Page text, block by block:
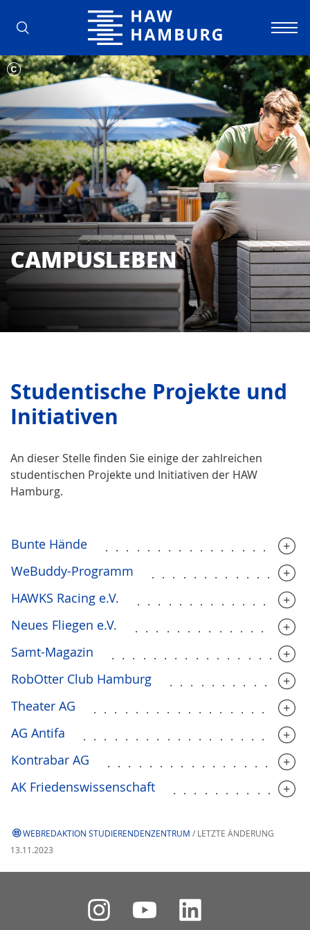
Hochschule für Angewandte
CAMPUSLEBEN
Studentische Projekte und
Initiativen
An dieser Stelle finden Sie einige der zahlreichen
studentischen Projekte und Initiativen der HAW
Hamburg.
Bunte Hände
WeBuddy-Programm
HAWKS Racing e.V.
Neues Fliegen e.V.
Samt-Magazin
RobOtter Club Hamburg
Theater AG
AG Antifa
Kontrabar AG
AK Friedenswissenschaft
WEBREDAKTION STUDIERENDENZENTRUM / LETZTE ÄNDERUNG
13.11.2023